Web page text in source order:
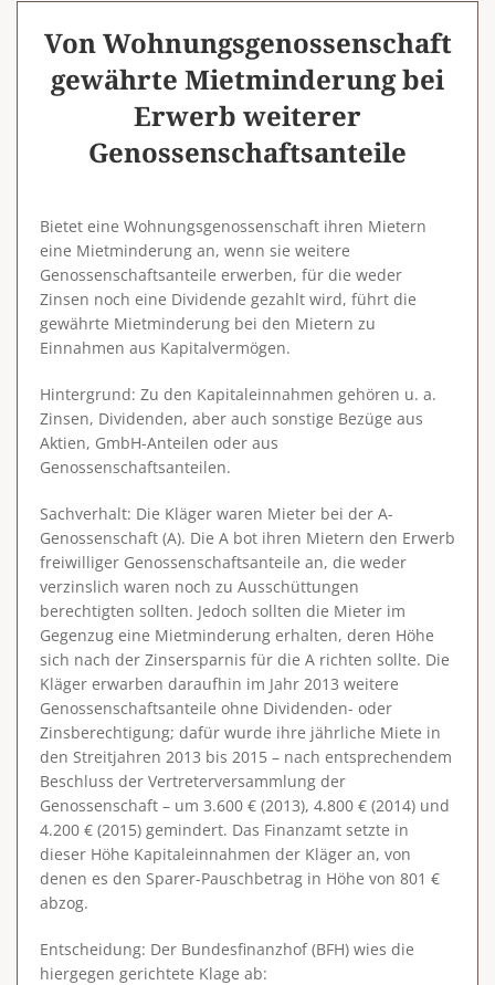
Von Wohnungsgenossenschaft
gewährte Mietminderung bei
Erwerb weiterer
Genossenschaftsanteile
Bietet eine Wohnungsgenossenschaft ihren Mietern
eine Mietminderung an, wenn sie weitere
Genossenschaftsanteile erwerben, für die weder
Zinsen noch eine Dividende gezahlt wird, führt die
gewährte Mietminderung bei den Mietern zu
Einnahmen aus Kapitalvermögen.
Hintergrund: Zu den Kapitaleinnahmen gehören u. a.
Zinsen, Dividenden, aber auch sonstige Bezüge aus
Aktien, GmbH-Anteilen oder aus
Genossenschaftsanteilen.
Sachverhalt: Die Kläger waren Mieter bei der A-
Genossenschaft (A). Die A bot ihren Mietern den Erwerb
freiwilliger Genossenschaftsanteile an, die weder
verzinslich waren noch zu Ausschüttungen
berechtigten sollten. Jedoch sollten die Mieter im
Gegenzug eine Mietminderung erhalten, deren Höhe
sich nach der Zinsersparnis für die A richten sollte. Die
Kläger erwarben daraufhin im Jahr 2013 weitere
Genossenschaftsanteile ohne Dividenden- oder
Zinsberechtigung; dafür wurde ihre jährliche Miete in
den Streitjahren 2013 bis 2015 – nach entsprechendem
Beschluss der Vertreterversammlung der
Genossenschaft – um 3.600 € (2013), 4.800 € (2014) und
4.200 € (2015) gemindert. Das Finanzamt setzte in
dieser Höhe Kapitaleinnahmen der Kläger an, von
denen es den Sparer-Pauschbetrag in Höhe von 801 €
abzog.
Entscheidung: Der Bundesfinanzhof (BFH) wies die
hiergegen gerichtete Klage ab: